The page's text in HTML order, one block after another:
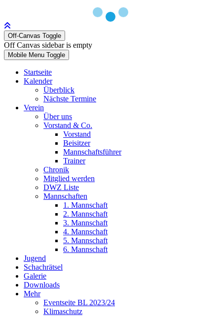
Off-Canvas Toggle
Off Canvas sidebar is empty
Mobile Menu Toggle
Startseite
Kalender
Überblick
Nächste Termine
Verein
Über uns
Vorstand & Co.
Vorstand
Beisitzer
Mannschaftsführer
Trainer
Chronik
Mitglied werden
DWZ Liste
Mannschaften
1. Mannschaft
2. Mannschaft
3. Mannschaft
4. Mannschaft
5. Mannschaft
6. Mannschaft
Jugend
Schachrätsel
Galerie
Downloads
Mehr
Eventseite BL 2023/24
Klimaschutz